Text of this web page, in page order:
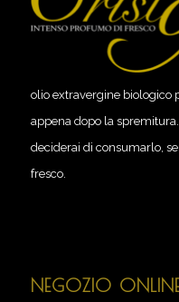
olio extravergine biologico
appena dopo la
deciderai di consumarlo,
fresco.
NEGOZIO